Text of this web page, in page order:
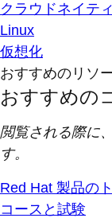
クラウドネイテ
Linux
仮想化
おすすめのリソ
おすすめの
閲覧される際に
す。
Red Hat 製品の
コースと試験